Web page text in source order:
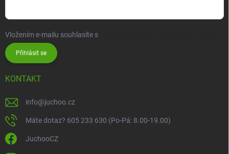
Vložením e-mailu souhlasíte s
Přihlásit se
KONTAKT
info@juchoo.cz
Máte dotaz? 605 233 630 (Po-Pá: 8.00-19.00)
JuchooCZ